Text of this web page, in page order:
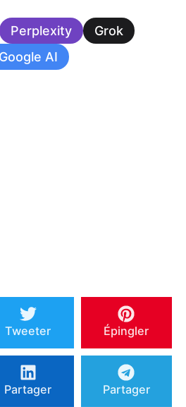
Perplexity
Grok
Google AI
Tweeter Épingler
Partager Partager